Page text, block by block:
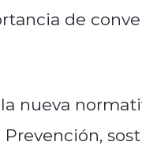
de
nueva
Prevención,